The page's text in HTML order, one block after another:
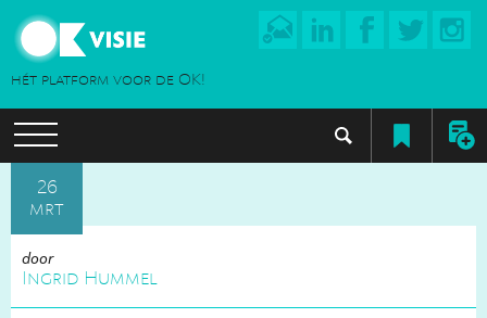
hét platform voor de OK!
26
mrt
door
Ingrid Hummel